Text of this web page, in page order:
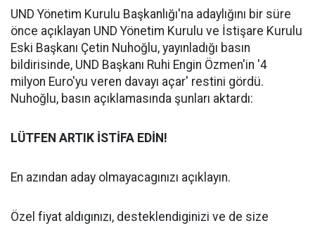
UND Yönetim Kurulu Başkanlığı'na adaylığını bir süre
önce açıklayan UND Yönetim Kurulu ve İstişare Kurulu
Eski Başkanı Çetin Nuhoğlu, yayınladığı basın
bildirisinde, UND Başkanı Ruhi Engin Özmen'in '4
milyon Euro'yu veren davayı açar' restini gördü.
Nuhoğlu, basın açıklamasında şunları aktardı:
LÜTFEN ARTIK İSTİFA EDİN!
En azından aday olmayacagınızı açıklayın.
Özel fiyat aldıgınızı, desteklendiginizi ve de size